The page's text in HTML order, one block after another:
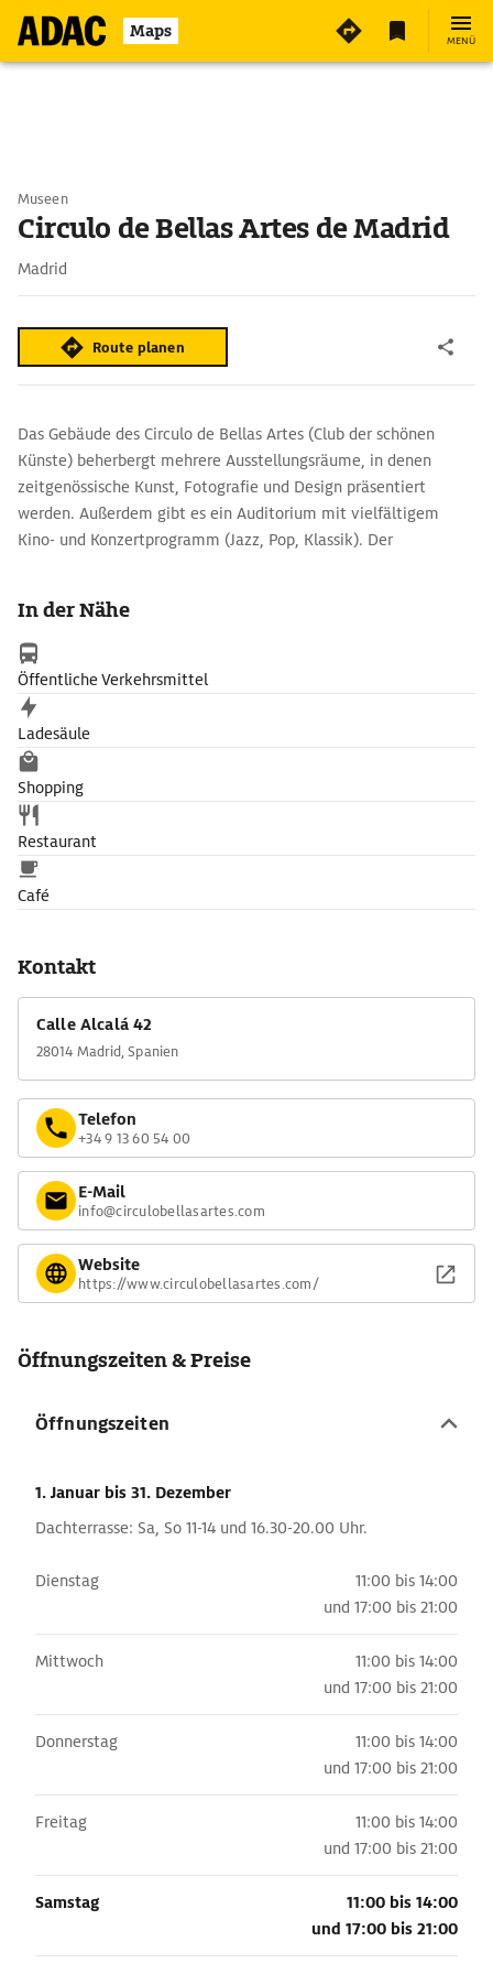
Maps MENÜ
Museen
Circulo de Bellas Artes de Madrid
Madrid
Route planen
Das Gebäude des Circulo de Bellas Artes (Club der schönen
Künste) beherbergt mehrere Ausstellungsräume, in denen
zeitgenössische Kunst, Fotografie und Design präsentiert
werden. Außerdem gibt es ein Auditorium mit vielfältigem
Kino- und Konzertprogramm (Jazz, Pop, Klassik). Der
Kristallleuchtern. Von der Dachterrasse des Círculo de Bellas
Artes lassen sich weite Teile der Madrider Innenstadt
überblicken.
In der Nähe
Öffentliche Verkehrsmittel
Ladesäule
Shopping
Restaurant
Café
Kontakt
Calle Alcalá 42
28014 Madrid, Spanien
Telefon
+34 9 13 60 54 00
E-Mail
info@circulobellasartes.com
Website
https://www.circulobellasartes.com/
Öffnungszeiten & Preise
Öffnungszeiten
1. Januar bis 31. Dezember
Dachterrasse: Sa, So 11-14 und 16.30-20.00 Uhr.
Dienstag
11:00 bis 14:00
und 17:00 bis 21:00
Mittwoch
11:00 bis 14:00
und 17:00 bis 21:00
Donnerstag
11:00 bis 14:00
und 17:00 bis 21:00
Freitag
11:00 bis 14:00
und 17:00 bis 21:00
Samstag
11:00 bis 14:00
und 17:00 bis 21:00